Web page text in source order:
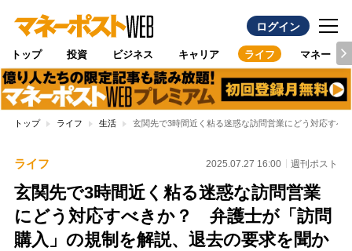
ログイン
トップ 投資 ビジネス キャリア ライフ マネー
トップ ライフ 生活 玄関先で3時間近く粘る迷惑な訪問営業にどう対応す
ライフ 2025.07.27 16:00 週刊ポスト
玄関先で3時間近く粘る迷惑な訪問営業
にどう対応すべきか？ 弁護士が「訪問
購入」の規制を解説、退去の要求を聞か